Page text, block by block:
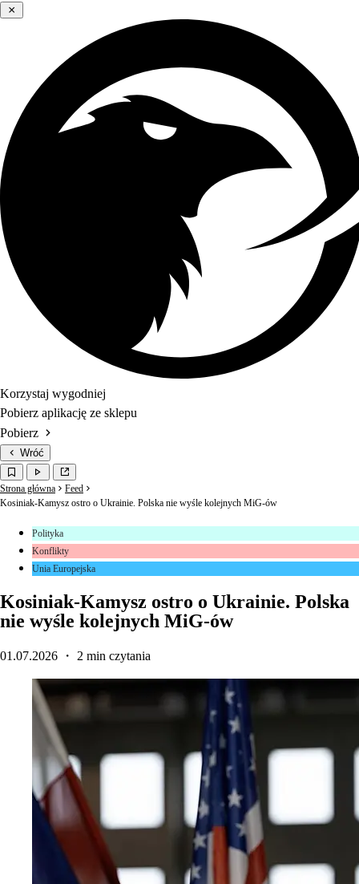
Korzystaj wygodniej
Pobierz aplikację ze sklepu
Pobierz
Wróć
Strona główna
Feed
Kosiniak-Kamysz ostro o Ukrainie. Polska nie wyśle kolejnych MiG-ów
Polityka
Konflikty
Unia Europejska
Kosiniak-Kamysz ostro o Ukrainie. Polska
nie wyśle kolejnych MiG-ów
01.07.2026 ・ 2 min czytania